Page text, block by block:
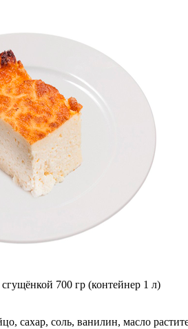
700 гр (контейнер 1 л)
сахар, соль, ванилин, масло